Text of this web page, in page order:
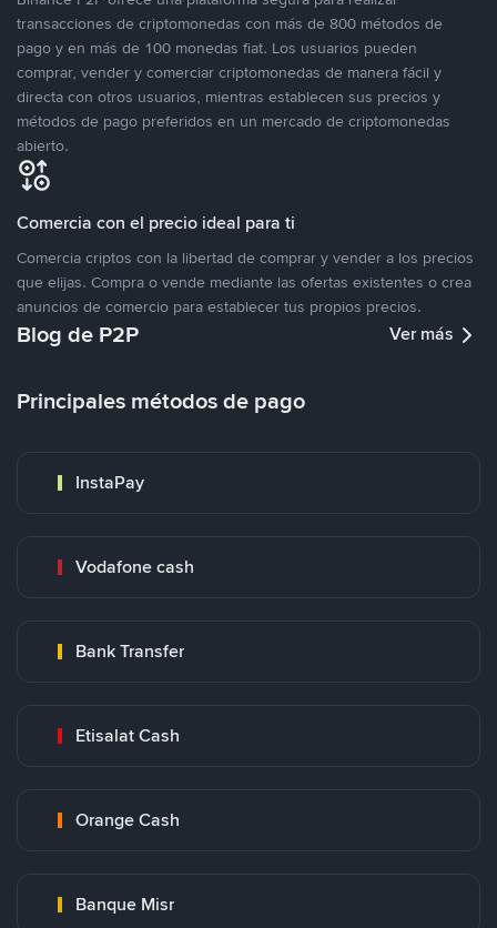
transacciones de criptomonedas con más de 800 métodos de
pago y en más de 100 monedas fiat. Los usuarios pueden
comprar, vender y comerciar criptomonedas de manera fácil y
directa con otros usuarios, mientras establecen sus precios y
métodos de pago preferidos en un mercado de criptomonedas
abierto.
Comercia con el precio ideal para ti
Comercia criptos con la libertad de comprar y vender a los precios
que elijas. Compra o vende mediante las ofertas existentes o crea
anuncios de comercio para establecer tus propios precios.
Blog de P2P Ver más
Principales métodos de pago
InstaPay
Vodafone cash
Bank Transfer
Etisalat Cash
Orange Cash
Banque Misr